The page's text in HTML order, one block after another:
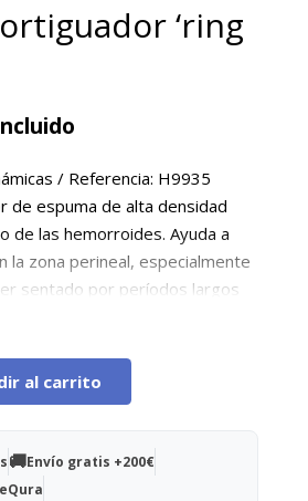
‘ring
/ Referencia: H9935
de espuma de alta densidad
de las hemorroides. Ayuda a
la zona perineal, especialmente
sentado por períodos largos
al carrito
🚚Envío gratis +200€